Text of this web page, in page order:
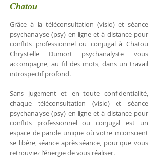
Chatou
Grâce à la téléconsultation (visio) et séance
psychanalyse (psy) en ligne et à distance pour
conflits professionnel ou conjugal à Chatou
Chrystelle Dumort psychanalyste vous
accompagne, au fil des mots, dans un travail
introspectif profond.
Sans jugement et en toute confidentialité,
chaque téléconsultation (visio) et séance
psychanalyse (psy) en ligne et à distance pour
conflits professionnel ou conjugal est un
espace de parole unique où votre inconscient
se libère, séance après séance, pour que vous
retrouviez l'énergie de vous réaliser.